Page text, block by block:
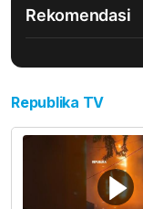
Rekomendasi
Republika TV